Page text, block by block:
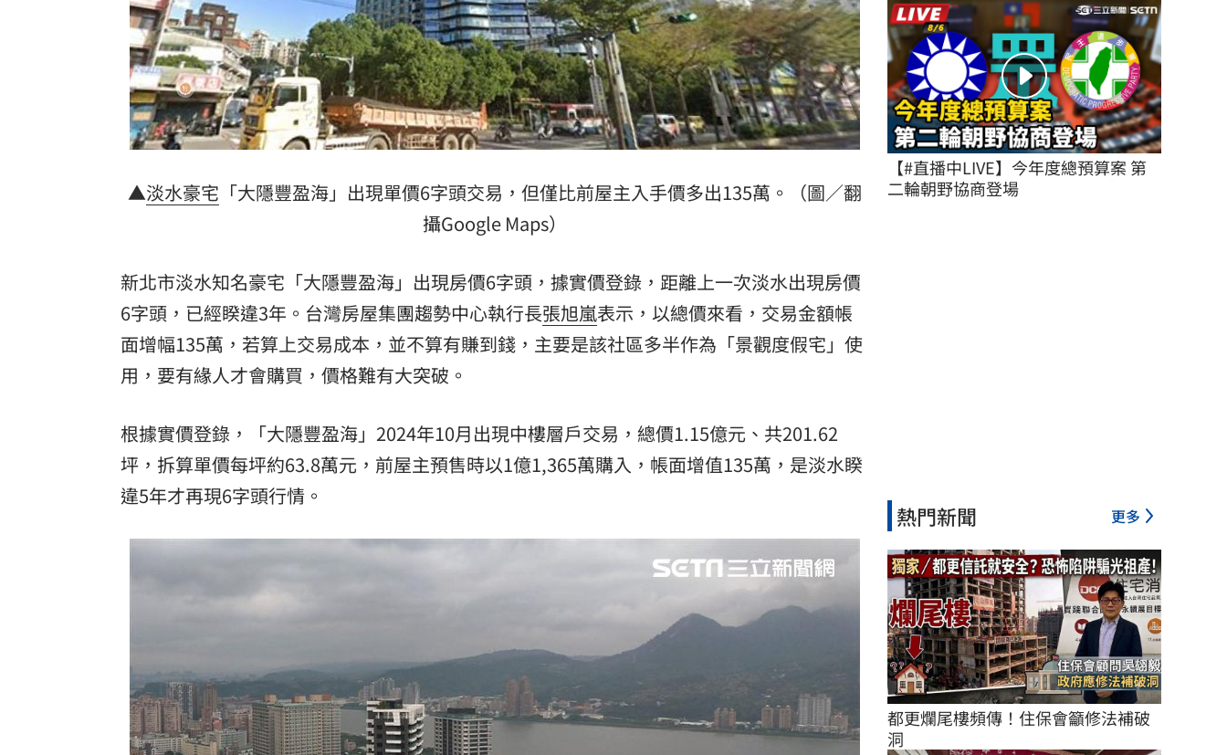
台灣彩券開獎直播中
LIVE三立+24小時直播 15:27
三立iNEWS新聞台線上直播 18:00
市場到酒場料理！可果美蕃茄醬創無限可能 12:00
父親節送會拉筋的按摩椅 爸爸「筋歡喜」 18:00
13:00
酷澎「爸氣父親節」國際官方品牌齊聚 11:00
▲淡水豪宅 「大隱豐盈海」出現單價6字頭交易，但僅比前屋主入手價多出135萬。（圖／翻
攝Google Maps）
新北市淡水知名豪宅「大隱豐盈海」出現房價6字頭，據實價登錄，距離上一次淡水出現房價
6字頭，已經睽違3年。台灣房屋集團趨勢中心執行長張旭嵐表示，以總價來看，交易金額帳
面增幅135萬，若算上交易成本，並不算有賺到錢，主要是該社區多半作為「景觀度假宅」使
用，要有緣人才會購買，價格難有大突破。
根據實價登錄，「大隱豐盈海」2024年10月出現中樓層戶交易，總價1.15億元、共201.62
坪，拆算單價每坪約63.8萬元，前屋主預售時以1億1,365萬購入，帳面增值135萬，是淡水睽
違5年才再現6字頭行情。
【#直播中LIVE】今年度總預算案 第
二輪朝野協商登場
熱門新聞 更多
都更爛尾樓頻傳！住保會籲修法補破
洞